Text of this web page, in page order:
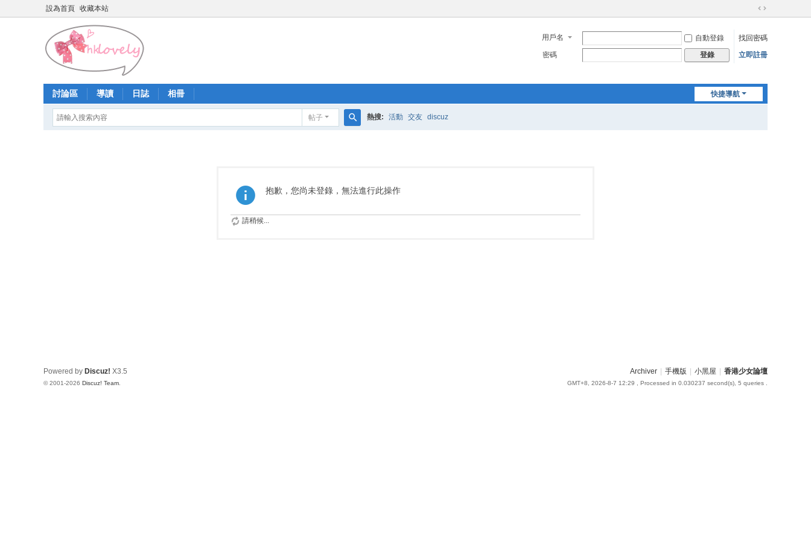
設為首頁 收藏本站
切
到
寬
用戶名 自動登錄
找回密碼
密碼
登錄 立即註冊
快捷導航
討論區 導讀 日誌 相冊
帖子 熱搜: 活動 交友 discuz
抱歉，您尚未登錄，無法進行此操作
請稍候...
Archiver 手機版 小黑屋 香港少女論壇
GMT+8, 2026-8-7 12:29 , Processed in 0.030237 second(s), 5 queries .
Powered by Discuz! X3.5
© 2001-2026 Discuz! Team